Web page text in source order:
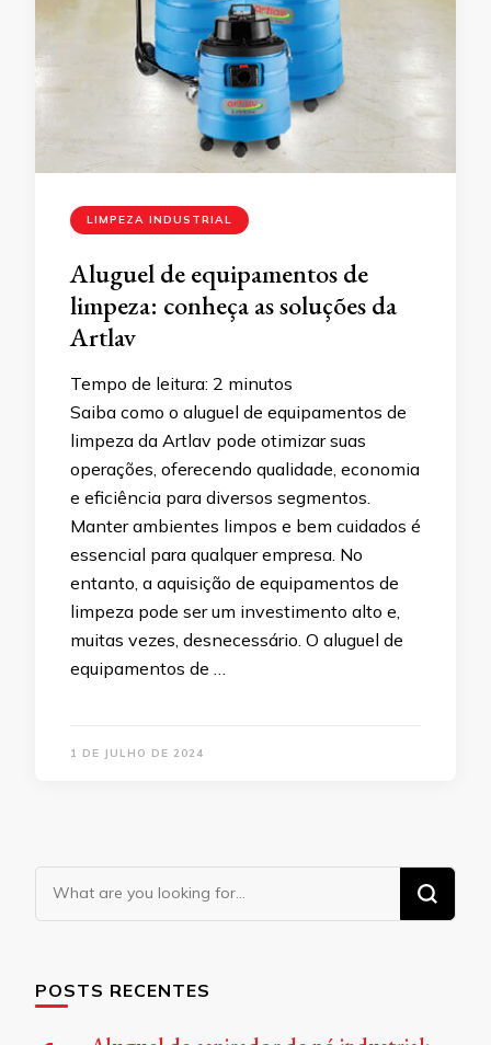
LIMPEZA INDUSTRIAL
Aluguel de equipamentos de
limpeza: conheça as soluções da
Artlav
Tempo de leitura: 2 minutos
Saiba como o aluguel de equipamentos de
limpeza da Artlav pode otimizar suas
operações, oferecendo qualidade, economia
e eficiência para diversos segmentos.
Manter ambientes limpos e bem cuidados é
essencial para qualquer empresa. No
entanto, a aquisição de equipamentos de
limpeza pode ser um investimento alto e,
muitas vezes, desnecessário. O aluguel de
equipamentos de …
1 DE JULHO DE 2024
Looking
for
POSTS RECENTES